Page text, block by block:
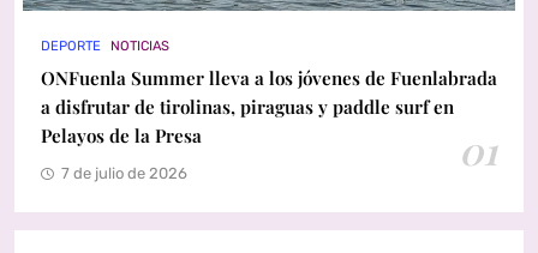
DEPORTE NOTICIAS
ONFuenla Summer lleva a los jóvenes de Fuenlabrada
a disfrutar de tirolinas, piraguas y paddle surf en
Pelayos de la Presa
01
7 de julio de 2026